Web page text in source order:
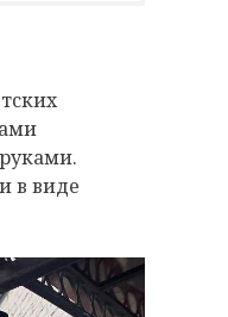
в виде